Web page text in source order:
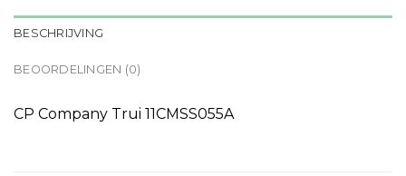
BESCHRIJVING
BEOORDELINGEN (0)
CP Company Trui 11CMSS055A